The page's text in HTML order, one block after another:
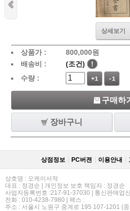
상세보기
상품가 : 800,000원
배송비 :
(조건)
!
수량 :
+1 -1
구매하
장바구니
상점정보 PC버젼 이용안내
상호명 : 오케이서적
대표 : 정경순 | 개인정보 보호 책임자 : 정경순
사업자등록번호 :217-91-37030 | 통신판매업
전화 : 010-4238-7980 | 팩스 :
주소 : 서울시 노원구 중계로 195 107-1201 (